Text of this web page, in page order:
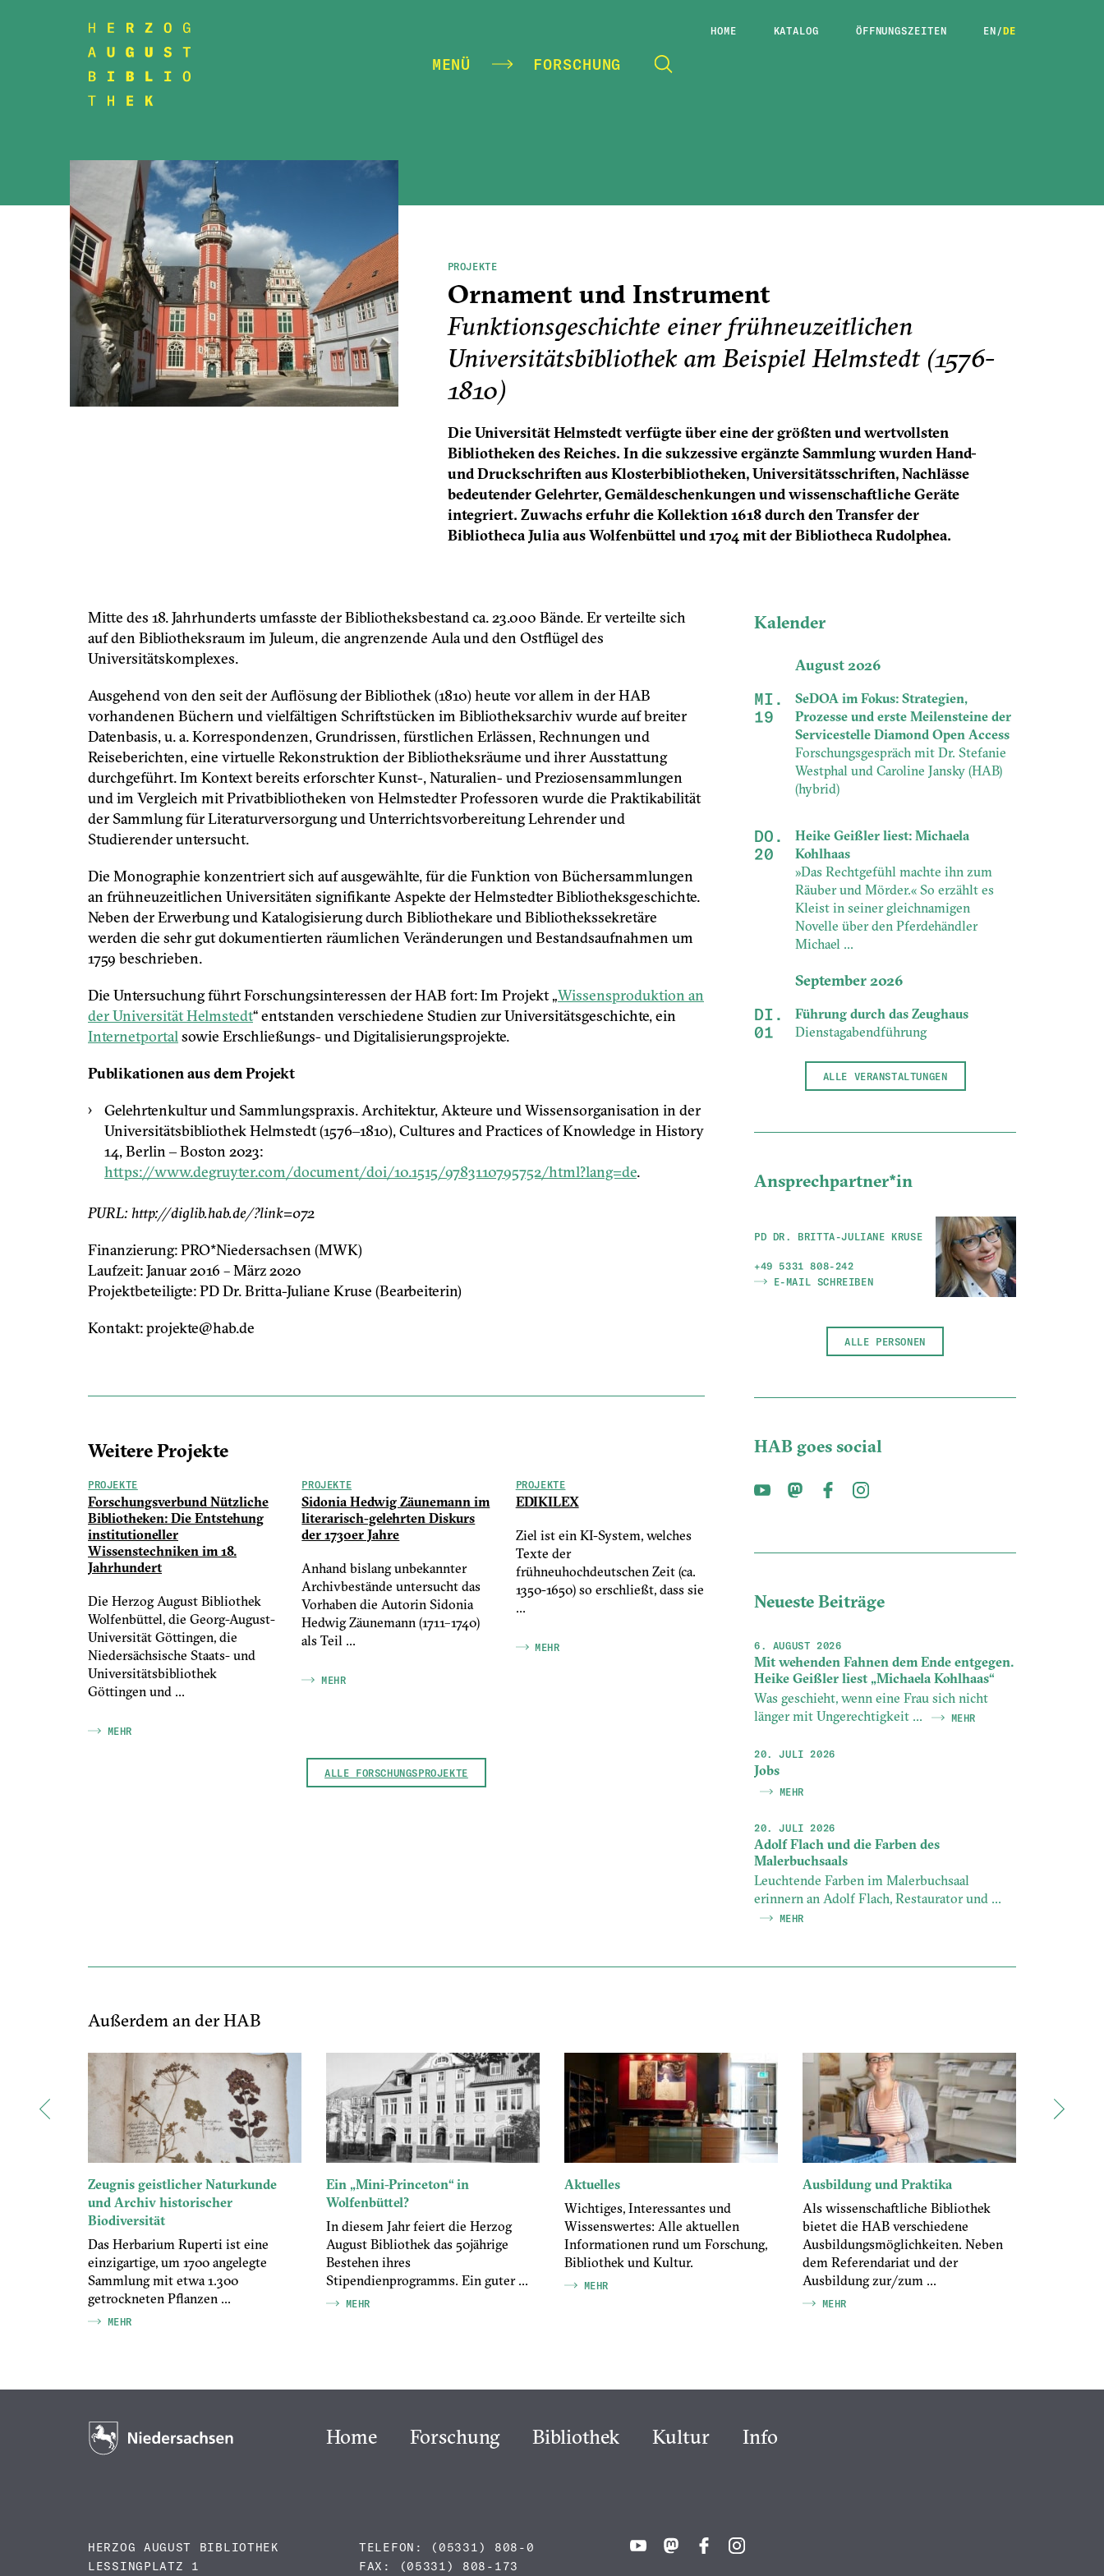
MENÜ FORSCHUNG
HOME KATALOG ÖFFNUNGSZEITEN EN /DE
PROJEKTE
Ornament und Instrument
Funktionsgeschichte einer frühneuzeitlichen
Universitätsbibliothek am Beispiel Helmstedt (1576-
1810)
Die Universität Helmstedt verfügte über eine der größten und wertvollsten
Bibliotheken des Reiches. In die sukzessive ergänzte Sammlung wurden Hand-
und Druckschriften aus Klosterbibliotheken, Universitätsschriften, Nachlässe
bedeutender Gelehrter, Gemäldeschenkungen und wissenschaftliche Geräte
integriert. Zuwachs erfuhr die Kollektion 1618 durch den Transfer der
Bibliotheca Julia aus Wolfenbüttel und 1704 mit der Bibliotheca Rudolphea.
Mitte des 18. Jahrhunderts umfasste der Bibliotheksbestand ca. 23.000 Bände. Er verteilte sich
auf den Bibliotheksraum im Juleum, die angrenzende Aula und den Ostflügel des
Universitätskomplexes.
Ausgehend von den seit der Auflösung der Bibliothek (1810) heute vor allem in der HAB
vorhandenen Büchern und vielfältigen Schriftstücken im Bibliotheksarchiv wurde auf breiter
Datenbasis, u. a. Korrespondenzen, Grundrissen, fürstlichen Erlässen, Rechnungen und
Reiseberichten, eine virtuelle Rekonstruktion der Bibliotheksräume und ihrer Ausstattung
durchgeführt. Im Kontext bereits erforschter Kunst-, Naturalien- und Preziosensammlungen
und im Vergleich mit Privatbibliotheken von Helmstedter Professoren wurde die Praktikabilität
der Sammlung für Literaturversorgung und Unterrichtsvorbereitung Lehrender und
Studierender untersucht.
Die Monographie konzentriert sich auf ausgewählte, für die Funktion von Büchersammlungen
an frühneuzeitlichen Universitäten signifikante Aspekte der Helmstedter Bibliotheksgeschichte.
Neben der Erwerbung und Katalogisierung durch Bibliothekare und Bibliothekssekretäre
werden die sehr gut dokumentierten räumlichen Veränderungen und Bestandsaufnahmen um
1759 beschrieben.
Die Untersuchung führt Forschungsinteressen der HAB fort: Im Projekt „Wissensproduktion an
der Universität Helmstedt“ entstanden verschiedene Studien zur Universitätsgeschichte, ein
Internetportalsowie Erschließungs- und Digitalisierungsprojekte.
Publikationen aus dem Projekt
Gelehrtenkultur und Sammlungspraxis. Architektur, Akteure und Wissensorganisation in der
Universitätsbibliothek Helmstedt (1576‒1810), Cultures and Practices of Knowledge in History
14, Berlin ‒ Boston 2023:
https://www.degruyter.com/document/doi/10.1515/9783110795752/html?lang=de.
PURL: http://diglib.hab.de/?link=072
Finanzierung: PRO*Niedersachsen (MWK)
Laufzeit: Januar 2016 – März 2020
Projektbeteiligte: PD Dr. Britta-Juliane Kruse (Bearbeiterin)
Kontakt:
ed.ba
h@etk
ejorp
Weitere Projekte
PROJEKTE
Forschungsverbund Nützliche
Bibliotheken: Die Entstehung
institutioneller
Wissenstechniken im 18.
Jahrhundert
Die Herzog August Bibliothek
Wolfenbüttel, die Georg-August-
Universität Göttingen, die
Niedersächsische Staats- und
Universitätsbibliothek
Göttingen und ...
MEHR
PROJEKTE
Sidonia Hedwig Zäunemann im
literarisch-gelehrten Diskurs
der 1730er Jahre
Anhand bislang unbekannter
Archivbestände untersucht das
Vorhaben die Autorin Sidonia
Hedwig Zäunemann (1711–1740)
als Teil ...
MEHR
PROJEKTE
EDIKILEX
Ziel ist ein KI-System, welches
Texte der
frühneuhochdeutschen Zeit (ca.
1350-1650) so erschließt, dass sie
...
MEHR
ALLE FORSCHUNGSPROJEKTE
Kalender
August 2026
MI.
19
SeDOA im Fokus: Strategien,
Prozesse und erste Meilensteine der
Servicestelle Diamond Open Access
Forschungsgespräch mit Dr. Stefanie
Westphal und Caroline Jansky (HAB)
(hybrid)
DO.
20
Heike Geißler liest: Michaela
Kohlhaas
»Das Rechtgefühl machte ihn zum
Räuber und Mörder.« So erzählt es
Kleist in seiner gleichnamigen
Novelle über den Pferdehändler
Michael ...
September 2026
DI.
01
Führung durch das Zeughaus
Dienstagabendführung
ALLE VERANSTALTUNGEN
Ansprechpartner*in
PD DR. BRITTA-JULIANE KRUSE
+49 5331 808-242
E-MAIL SCHREIBEN
ALLE PERSONEN
HAB goes social
Neueste Beiträge
6. AUGUST 2026
Mit wehenden Fahnen dem Ende entgegen.
Heike Geißler liest „Michaela Kohlhaas“
Was geschieht, wenn eine Frau sich nicht
länger mit Ungerechtigkeit ...
MEHR
20. JULI 2026
Jobs
MEHR
20. JULI 2026
Adolf Flach und die Farben des
Malerbuchsaals
Leuchtende Farben im Malerbuchsaal
erinnern an Adolf Flach, Restaurator und ...
MEHR
Außerdem an der HAB
Zeugnis geistlicher Naturkunde
und Archiv historischer
Biodiversität
Das Herbarium Ruperti ist eine
einzigartige, um 1700 angelegte
Sammlung mit etwa 1.300
getrockneten Pflanzen ...
MEHR
Ein „Mini-Princeton“ in
Wolfenbüttel?
In diesem Jahr feiert die Herzog
August Bibliothek das 50jährige
Bestehen ihres
Stipendienprogramms. Ein guter ...
MEHR
Aktuelles
Wichtiges, Interessantes und
Wissenswertes: Alle aktuellen
Informationen rund um Forschung,
Bibliothek und Kultur.
MEHR
Ausbildung und Praktika
Als wissenschaftliche Bibliothek
bietet die HAB verschiedene
Ausbildungsmöglichkeiten. Neben
dem Referendariat und der
Ausbildung zur/zum ...
MEHR
Home Forschung Bibliothek Kultur Info
HERZOG AUGUST BIBLIOTHEK
LESSINGPLATZ 1
TELEFON:
(05331) 808-0
FAX:
(05331) 808-173